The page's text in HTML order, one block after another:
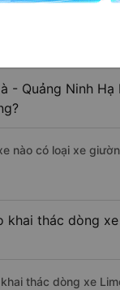
Long - Quảng
- Quảng Ninh
nào có loại xe
khai thác dòng
thác dòng xe